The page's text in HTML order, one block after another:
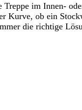
im Innen-
Kurve, ob ein
die richtige